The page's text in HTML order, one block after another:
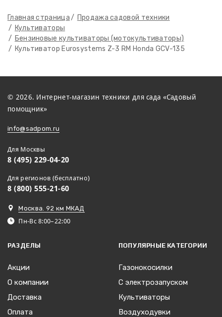
Главная страница
Продажа садовой техники
Культиваторы
Бензиновые культиваторы (мотокультиваторы)
Культиватор Eurosystems Z-3 RM Honda GCV-135
© 2026. Интернет-магазин техники для сада «Садовый
помощник»
info@sadpom.ru
Для Москвы
8 (495) 229-04-20
Для регионов (бесплатно)
8 (800) 555-21-60
Москва. 92 км МКАД
Пн-Вс 8:00–22:00
РАЗДЕЛЫ
Акции
О компании
Доставка
Оплата
ПОПУЛЯРНЫЕ КАТЕГОРИИ
Газонокосилки
С электрозапуском
Культиваторы
Воздуходувки